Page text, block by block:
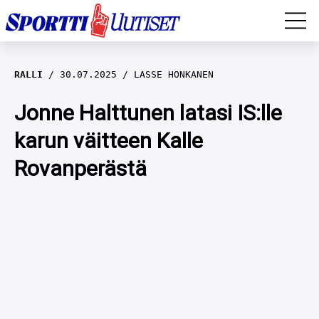
EM-YLEISURHEILU
JÄÄKIEKKO
YLEISURHEILU
WILMA HELTELÄ
TALVILAJIT
RALLI 30.07.2025 LASSE HONKANEN
Jonne Halttunen latasi IS:lle
karun väitteen Kalle
Rovanperästä